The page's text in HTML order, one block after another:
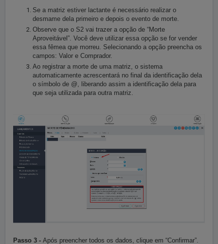
Se a matriz estiver lactante é necessário realizar o
desmame dela primeiro e depois o evento de morte.
Observe que o S2 vai trazer a opção de “Morte
Aproveitável”. Você deve utilizar essa opção se for vender
essa fêmea que morreu. Selecionando a opção preencha os
campos: Valor e Comprador.
Ao registrar a morte de uma matriz, o sistema
automaticamente acrescentará no final da identificação dela
o símbolo de @, liberando assim a identificação dela para
que seja utilizada para outra matriz.
Passo 3 - Após preencher todos os dados, clique em “Confirmar”.